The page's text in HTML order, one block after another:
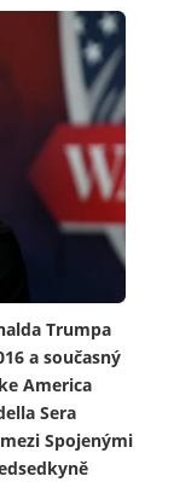
Trumpa
a současný
America
Sera
Spojenými